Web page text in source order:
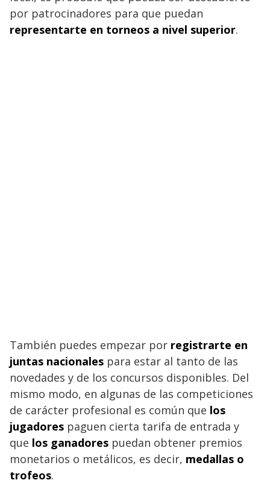
por patrocinadores para que puedan
representarte en torneos a nivel superior.
También puedes empezar por registrarte en
juntas nacionales para estar al tanto de las
novedades y de los concursos disponibles. Del
mismo modo, en algunas de las competiciones
de carácter profesional es común que los
jugadores paguen cierta tarifa de entrada y
que los ganadores puedan obtener premios
monetarios o metálicos, es decir, medallas o
trofeos.